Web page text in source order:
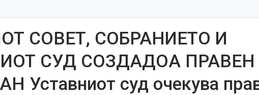
СОВЕТ, СОБРАНИЕТО И
СУД СОЗДАДОА ПРАВЕН
Уставниот суд очекува